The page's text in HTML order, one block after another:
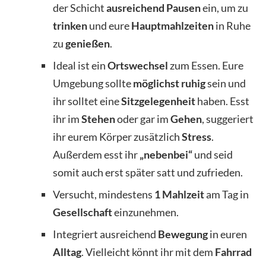
der Schichtausreichend Pausenein, um zu
trinkenund eureHauptmahlzeitenin Ruhe
zugenießen.
Ideal ist einOrtswechsel zum Essen. Eure
Umgebung solltemöglichst ruhigsein und
ihr solltet eineSitzgelegenheithaben. Esst
ihr imStehenoder gar imGehen, suggeriert
ihr eurem Körper zusätzlichStress.
Außerdem esst ihr„nebenbei“und seid
somit auch erst später satt und zufrieden.
Versucht, mindestens 1 Mahlzeitam Tag in
Gesellschafteinzunehmen.
Integriert ausreichend Bewegungin euren
Alltag. Vielleicht könnt ihr mit dem Fahrrad